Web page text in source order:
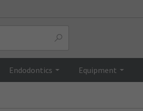
Endodontics Equipment